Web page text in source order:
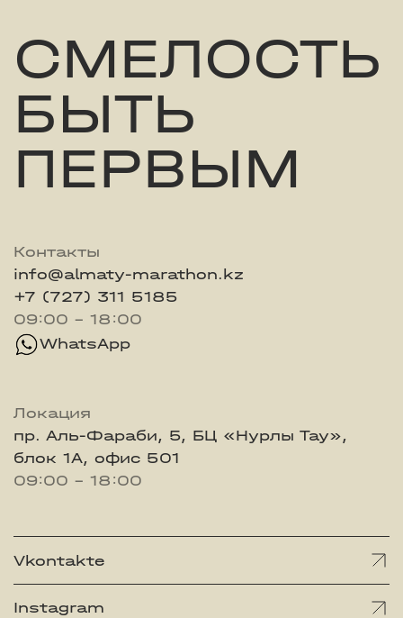
СМЕЛОСТЬ
БЫТЬ
ПЕРВЫМ
Контакты
info@almaty-marathon.kz
+7 (727) 311 5185
09:00 - 18:00
WhatsApp
Локация
пр. Аль-Фараби, 5, БЦ «Нурлы Тау»,
блок 1А, офис 501
09:00 - 18:00
Vkontakte
Instagram